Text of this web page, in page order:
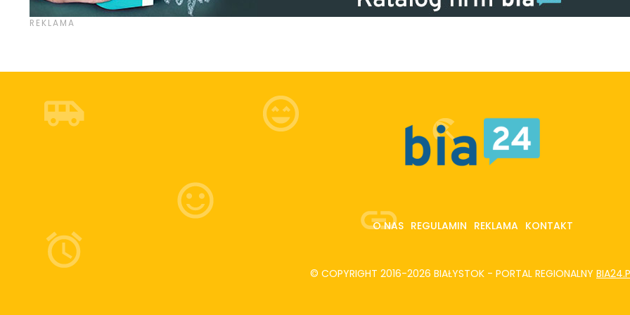
O NAS REGULAMIN REKLAMA KONTAKT
© COPYRIGHT 2016-2026 BIAŁYSTOK - PORTAL REGIONALNY